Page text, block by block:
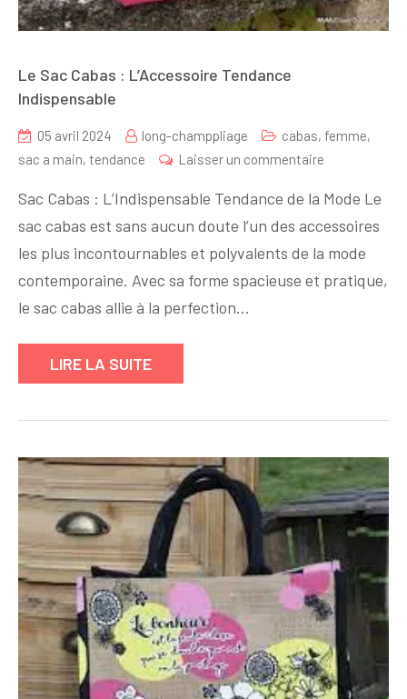
Le Sac Cabas : L’Accessoire Tendance
Indispensable
05 avril 2024 long-champpliage cabas, femme,
sac a main, tendance Laisser un commentaire
Sac
Cabas
L’Accessoire
Sac Cabas : L’Indispensable Tendance de la Mode Le
sac cabas est sans aucun doute l’un des accessoires
les plus incontournables et polyvalents de la mode
contemporaine. Avec sa forme spacieuse et pratique,
le sac cabas allie à la perfection…
LIRE LA SUITE